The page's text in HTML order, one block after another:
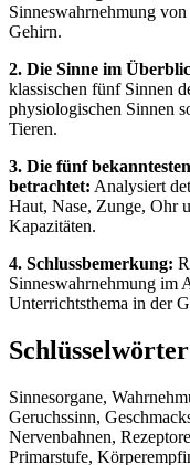
Sinneswahrnehmung
Gehirn.
2. Die Sinne im
klassischen fünf Sinnen
physiologischen Sinnen
Tieren.
3. Die fünf
betrachtet: Analysiert
Haut, Nase, Zunge, Ohr
Kapazitäten.
4. Schlussbemerkung:
Sinneswahrnehmung im
Unterrichtsthema in der
Schlüsselwörter
Sinnesorgane,
Geruchssinn,
Nervenbahnen,
Primarstufe,